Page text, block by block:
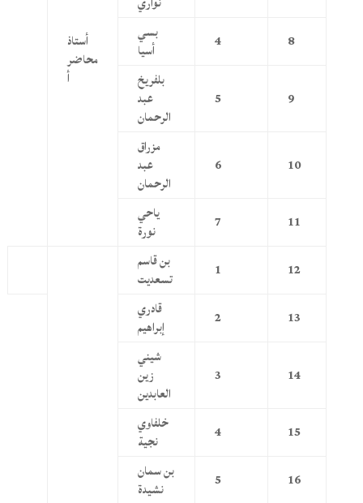
أستاذ
محاضر
أ
8
4 بسي
أسيا
9
5
بلفريخ
عبد
الرحمان
10
6
مزراق
عبد
الرحمان
11
7 ياحي
نورة
12
1 بن قاسم
تسعديت
13
2 قادري
إبراهيم
14
3
شيني
زين
العابدين
15
4 خلفاوي
نجية
16
5 بن سمان
نشيدة